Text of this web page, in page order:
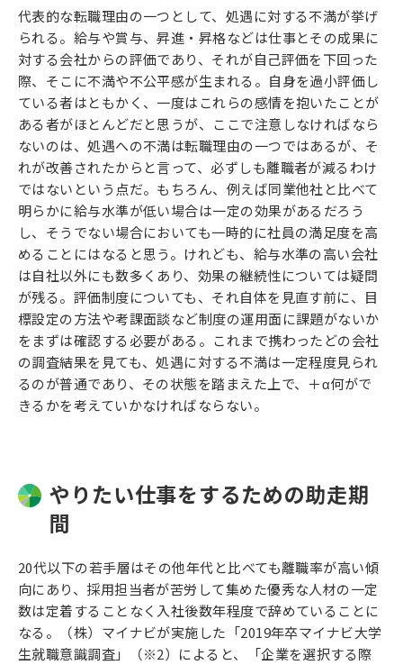
代表的な転職理由の一つとして、処遇に対する不満が挙げ
られる。給与や賞与、昇進・昇格などは仕事とその成果に
対する会社からの評価であり、それが自己評価を下回った
際、そこに不満や不公平感が生まれる。自身を過小評価し
ている者はともかく、一度はこれらの感情を抱いたことが
ある者がほとんどだと思うが、ここで注意しなければなら
ないのは、処遇への不満は転職理由の一つではあるが、そ
れが改善されたからと言って、必ずしも離職者が減るわけ
ではないという点だ。もちろん、例えば同業他社と比べて
明らかに給与水準が低い場合は一定の効果があるだろう
し、そうでない場合においても一時的に社員の満足度を高
めることにはなると思う。けれども、給与水準の高い会社
は自社以外にも数多くあり、効果の継続性については疑問
が残る。評価制度についても、それ自体を見直す前に、目
標設定の方法や考課面談など制度の運用面に課題がないか
をまずは確認する必要がある。これまで携わったどの会社
の調査結果を見ても、処遇に対する不満は一定程度見られ
るのが普通であり、その状態を踏まえた上で、＋α何がで
きるかを考えていかなければならない。
やりたい仕事をするための助走期
間
20代以下の若手層はその他年代と比べても離職率が高い傾
向にあり、採用担当者が苦労して集めた優秀な人材の一定
数は定着することなく入社後数年程度で辞めていることに
なる。（株）マイナビが実施した「2019年卒マイナビ大学
生就職意識調査」（※2）によると、「企業を選択する際